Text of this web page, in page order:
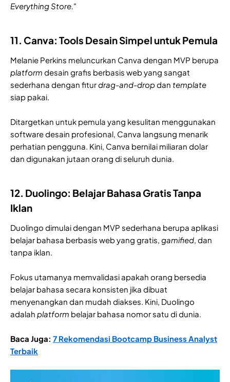
Everything Store."
11. Canva: Tools Desain Simpel untuk Pemula
Melanie Perkins meluncurkan Canva dengan MVP berupa
platform desain grafis berbasis web yang sangat
sederhana dengan fiturdrag-and-dropdan template
siap pakai.
Ditargetkan untuk pemula yang kesulitan menggunakan
software desain profesional, Canva langsung menarik
perhatian pengguna. Kini, Canva bernilai miliaran dolar
dan digunakan jutaan orang di seluruh dunia.
12. Duolingo: Belajar Bahasa Gratis Tanpa
Iklan
Duolingo dimulai dengan MVP sederhana berupa aplikasi
belajar bahasa berbasis web yang gratis, gamified, dan
tanpa iklan.
Fokus utamanya memvalidasi apakah orang bersedia
belajar bahasa secara konsisten jika dibuat
menyenangkan dan mudah diakses. Kini, Duolingo
adalah platform belajar bahasa nomor satu di dunia.
Baca Juga: 7 Rekomendasi Bootcamp Business Analyst
Terbaik